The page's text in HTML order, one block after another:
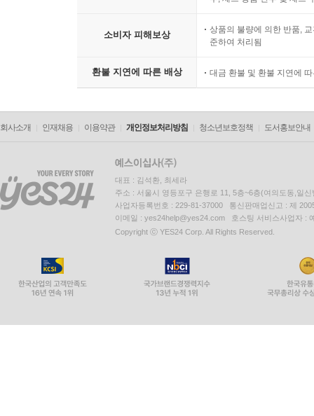
소비자 피해보상
상품의 불량에 의한 반품,
준하여 처리됨
환불 지연에 따른 배상 대금 환불 및 환불 지연에
회사소개 인재채용 이용약관 개인정보처리방침 청소년보호정책 도서홍보안내
대표 : 김석환, 최세라
주소 : 서울시 영등포구 은행로 11, 5층~6층(여의도동,일신
사업자등록번호 : 229-81-37000 통신판매업신고 : 제
이메일 : yes24help@yes24.com 호스팅 서비스사업자 :
Copyright ⓒ YES24 Corp. All Rights Reserved.